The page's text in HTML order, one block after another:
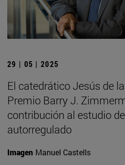
29 | 05 | 2025
El catedrático Jesús de
Premio Barry J.
contribución al estudio
autorregulado
Imagen Manuel Castells